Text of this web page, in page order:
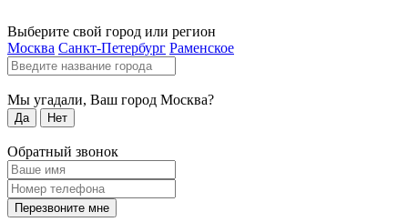
Выберите свой город или регион
Москва Санкт-Петербург Раменское
Мы угадали, Ваш город Москва?
Да Нет
Обратный звонок
Перезвоните мне